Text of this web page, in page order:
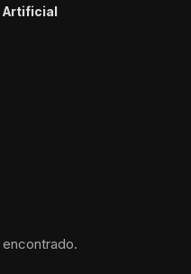
Artificial